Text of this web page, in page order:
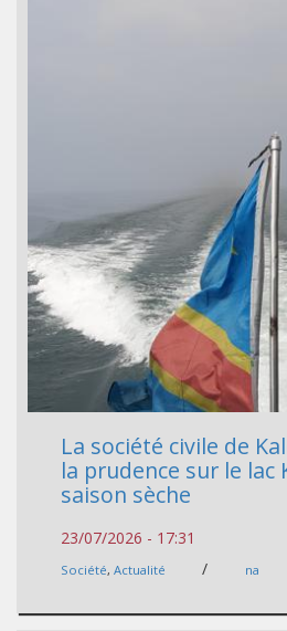
La société civile de
la prudence sur le lac
saison sèche
23/07/2026 - 17:31
Société, Actualité / na